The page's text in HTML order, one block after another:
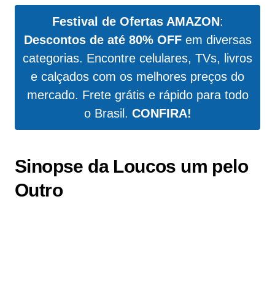
Festival de Ofertas AMAZON:
Descontos de até 80% OFFem diversas
categorias. Encontre celulares, TVs, livros
e calçados com os melhores preços do
mercado. Frete grátis e rápido para todo
o Brasil. CONFIRA!
Sinopse da Loucos um pelo
Outro